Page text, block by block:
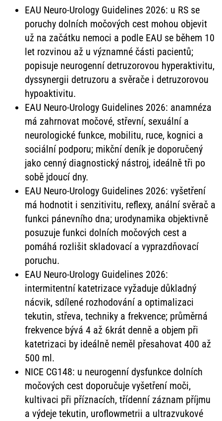
EAU Neuro-Urology Guidelines 2026: u RS se
poruchy dolních močových cest mohou objevit
už na začátku nemoci a podle EAU se během 10
let rozvinou až u významné části pacientů;
popisuje neurogenní detruzorovou hyperaktivitu,
dyssynergii detruzoru a svěrače i detruzorovou
hypoaktivitu.
EAU Neuro-Urology Guidelines 2026: anamnéza
má zahrnovat močové, střevní, sexuální a
neurologické funkce, mobilitu, ruce, kognici a
sociální podporu; mikční deník je doporučený
jako cenný diagnostický nástroj, ideálně tři po
sobě jdoucí dny.
EAU Neuro-Urology Guidelines 2026: vyšetření
má hodnotit i senzitivitu, reflexy, anální svěrač a
funkci pánevního dna; urodynamika objektivně
posuzuje funkci dolních močových cest a
pomáhá rozlišit skladovací a vyprazdňovací
poruchu.
EAU Neuro-Urology Guidelines 2026:
intermitentní katetrizace vyžaduje důkladný
nácvik, sdílené rozhodování a optimalizaci
tekutin, střeva, techniky a frekvence; průměrná
frekvence bývá 4 až 6krát denně a objem při
katetrizaci by ideálně neměl přesahovat 400 až
500 ml.
NICE CG148: u neurogenní dysfunkce dolních
močových cest doporučuje vyšetření moči,
kultivaci při příznacích, třídenní záznam příjmu
a výdeje tekutin, uroflowmetrii a ultrazvukové